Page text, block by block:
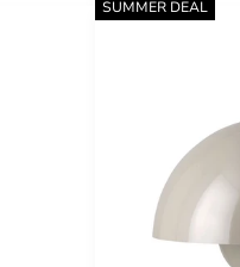
SUMMER DEAL